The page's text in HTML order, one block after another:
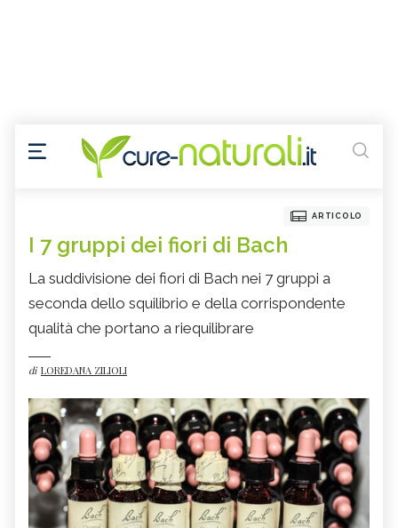
ARTICOLO
I 7 gruppi dei fiori di Bach
La suddivisione dei fiori di Bach nei 7 gruppi a
seconda dello squilibrio e della corrispondente
qualità che portano a riequilibrare
di LOREDANA ZILIOLI